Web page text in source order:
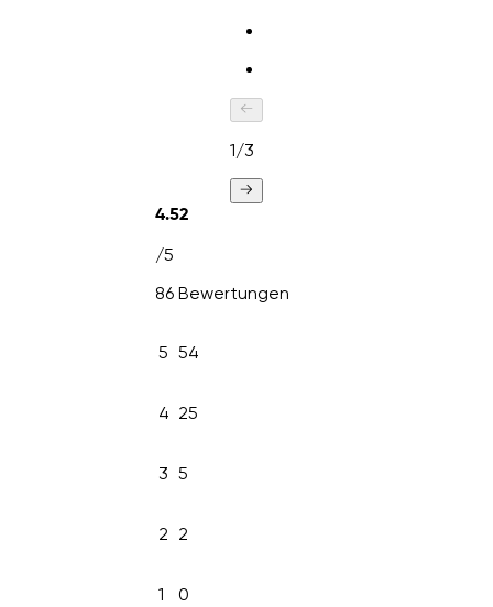
1/3
4.52
/5
86 Bewertungen
5 54
4 25
3 5
2 2
1 0